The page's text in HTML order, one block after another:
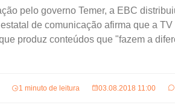
pelo governo Temer, a EBC
de comunicação afirma que a
produz conteúdos que "fazem a
1 minuto de leitura 03.08.2018 11:00